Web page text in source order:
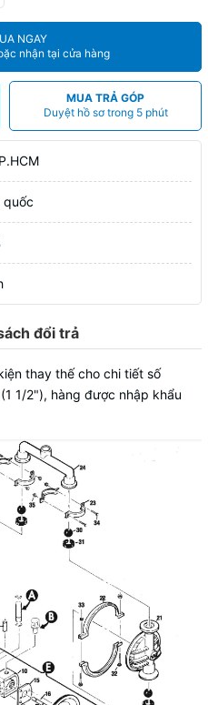
NGAY
nhận tại cửa hàng
MUA TRẢ GÓP
Duyệt hồ sơ trong 5 phút
quốc
đổi trả
thay thế cho chi tiết số
1/2"), hàng được nhập khẩu